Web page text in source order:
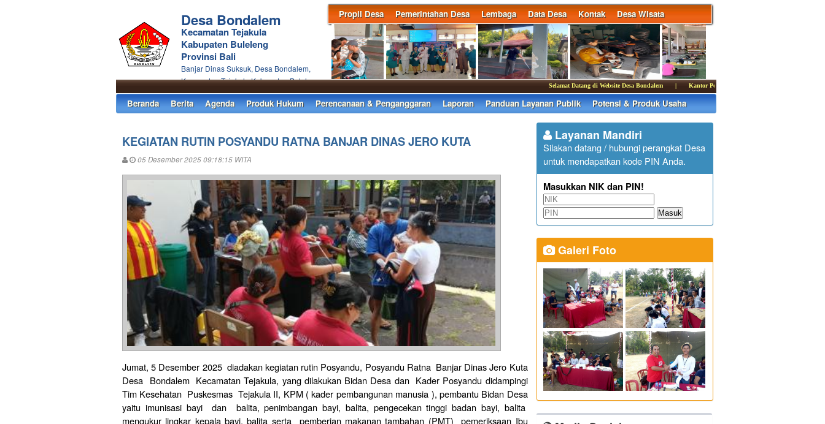
Propil Desa Pemerintahan Desa Lembaga Data Desa Kontak Desa Wisata
Desa Bondalem
Kecamatan Tejakula
Kabupaten Buleleng
Provinsi Bali
Banjar Dinas Suksuk, Desa Bondalem,
Kecamatan Tejakula Kabupaten Buleleng
Selamat Datang di Website Desa Bondalem Kantor Perbekel Bondalem membuka pelayanan
Beranda Berita Agenda Produk Hukum Perencanaan & Penganggaran Laporan Panduan Layanan Publik Potensi & Produk Usaha
KEGIATAN RUTIN POSYANDU RATNA BANJAR DINAS JERO KUTA
05 Desember 2025 09:18:15 WITA
Jumat, 5 Desember 2025 diadakan kegiatan rutin Posyandu, Posyandu Ratna Banjar Dinas Jero Kuta
Desa Bondalem Kecamatan Tejakula, yang dilakukan Bidan Desa dan Kader Posyandu didampingi
Tim Kesehatan Puskesmas Tejakula II, KPM ( kader pembangunan manusia ), pembantu Bidan Desa
yaitu imunisasi bayi dan balita, penimbangan bayi, balita, pengecekan tinggi badan bayi, balita
mengukur lingkar kepala bayi, balita serta pemberian makanan tambahan (PMT) pemeriksaan Ibu
Layanan Mandiri
Silakan datang / hubungi perangkat Desa
untuk mendapatkan kode PIN Anda.
Masukkan NIK dan PIN!
Masuk
Galeri Foto